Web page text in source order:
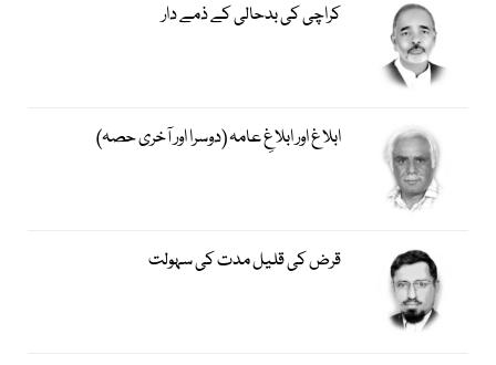
کراچی کی بدحالی کے ذمے دار
ابلاغ اور ابلاغِ عامہ (دوسرا اور آخری حصہ)
قرض کی قلیل مدت کی سہولت